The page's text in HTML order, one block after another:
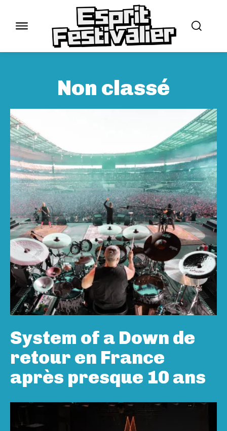
Non classé
System of a Down de
retour en France
après presque 10 ans